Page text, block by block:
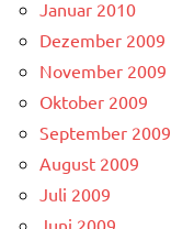
Januar 2010
Dezember 2009
November 2009
Oktober 2009
September 2009
August 2009
Juli 2009